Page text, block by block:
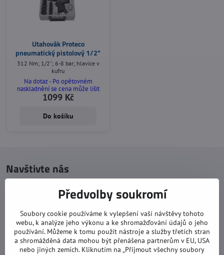
Utahovák Proteco
pneumatický pistolový 1/2"
312 Nm; 1/2"; 6-8 bar; hlavice v
kufru
Na dotaz - Po opětovném
naskladnění se cena může lišit
1099 Kč
Do košíku
Navštivte nás
úterý: 8:00 - 17:00
středa: 8:00 - 16:00
čtvrtek: 8:00 - 17:00
Předvolby soukromí
Soubory cookie používáme k vylepšení vaší návštěvy tohoto
webu, k analýze jeho výkonu a ke shromažďování údajů o jeho
používání. Můžeme k tomu použít nástroje a služby třetích stran
a shromážděná data mohou být přenášena partnerům v EU, USA
nebo jiných zemích. Kliknutím na „Přijmout všechny soubory